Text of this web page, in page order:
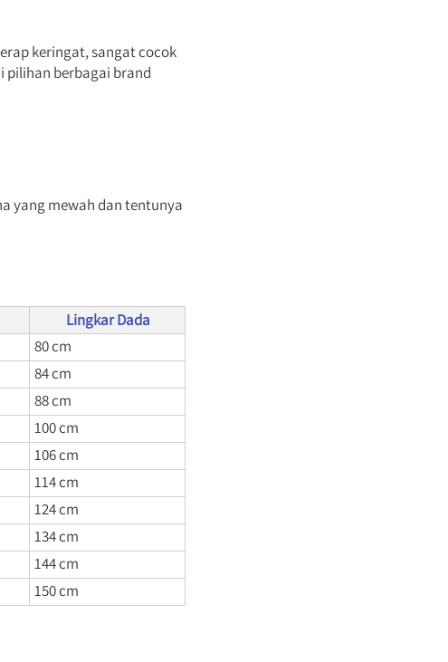
keringat, sangat cocok
pilihan berbagai brand
yang mewah dan tentunya
Lingkar Dada
80 cm
84 cm
88 cm
100 cm
106 cm
114 cm
124 cm
134 cm
144 cm
150 cm